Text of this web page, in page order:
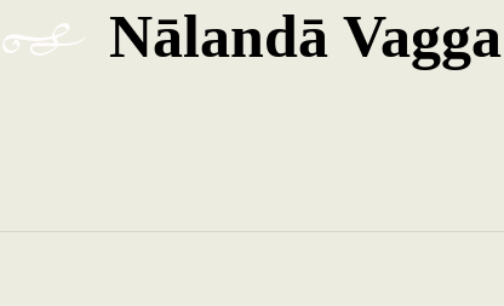
Nālandā Vagga